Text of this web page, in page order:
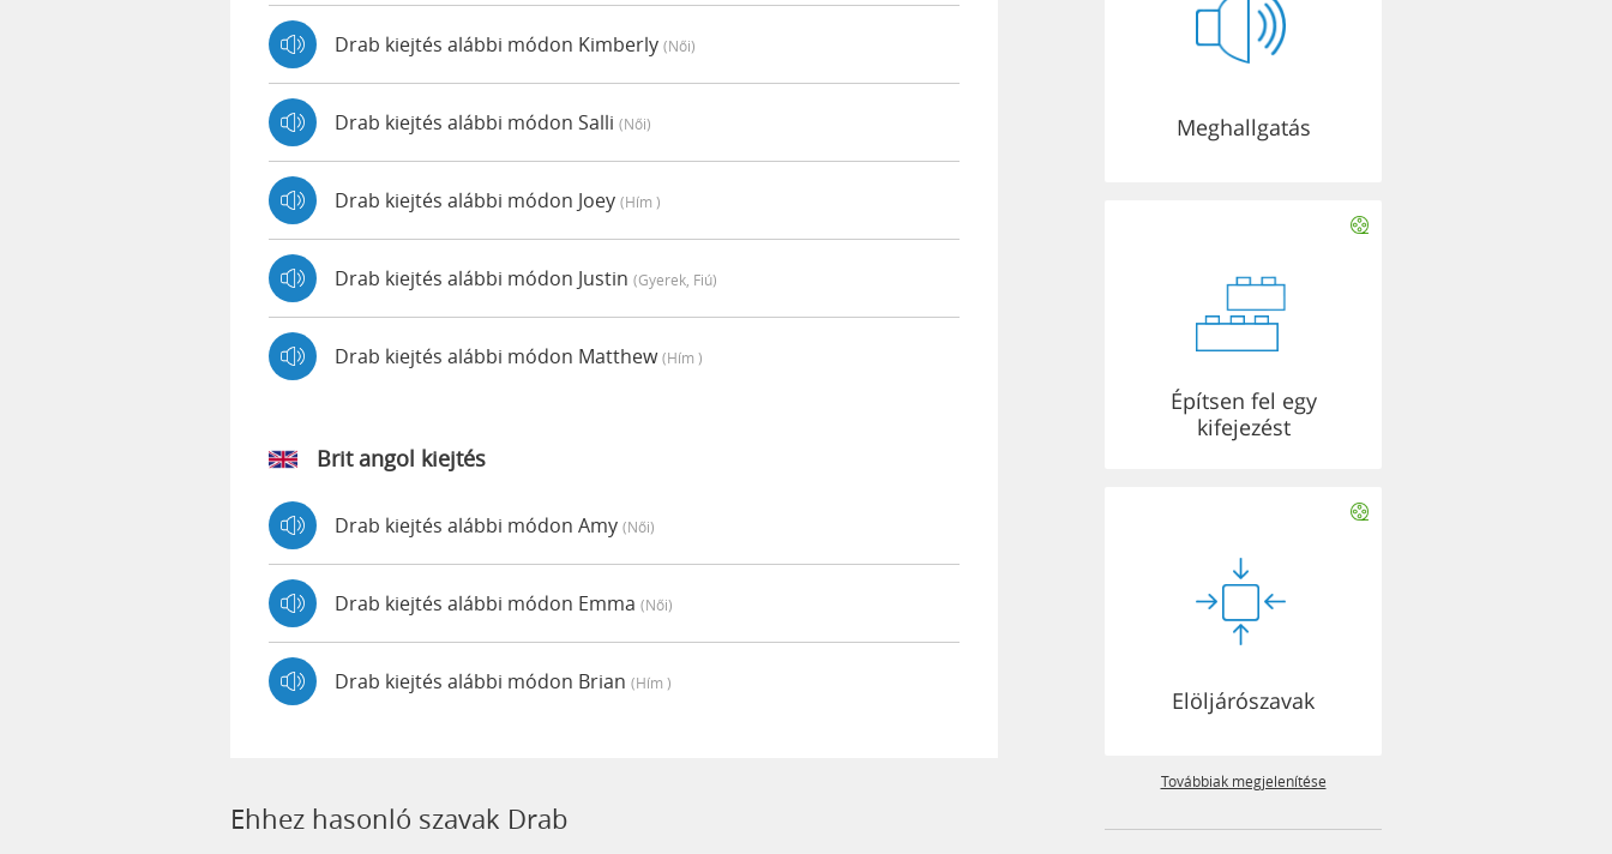
Drab kiejtés alábbi módon Kimberly (női)
Drab kiejtés alábbi módon Salli (női)
Drab kiejtés alábbi módon Joey (hím )
Drab kiejtés alábbi módon Justin (gyerek, Fiú)
Drab kiejtés alábbi módon Matthew(hím )
Brit angol kiejtés
Drab kiejtés alábbi módon Amy (női)
Drab kiejtés alábbi módon Emma (női)
Drab kiejtés alábbi módon Brian (hím )
Ehhez hasonló szavak Drab
Meghallgatás
Építsen fel egy
kifejezést
Elöljárószavak
Továbbiak megjelenítése